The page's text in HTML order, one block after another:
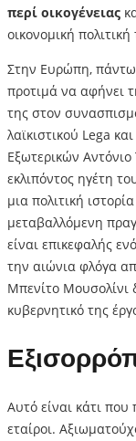
περί οικογένειας
οικονομική
Στην Ευρώπη,
προτιμά να αφήνει
της στον
λαϊκιστικού Lega
Εξωτερικών
εκλιπόντος ηγέτη
μια πολιτική
μεταβαλλόμενη
είναι επικεφαλής
την αιώνια φλόγα
Μπενίτο Μουσολίνι
κυβερνητικό της
Αυτό είναι κάτι
εταίροι.